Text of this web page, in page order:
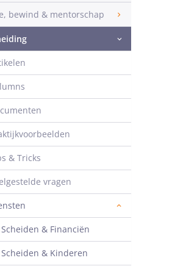
bewind & mentorschap
& Tricks
vragen
Scheiden & Financiën
Scheiden & Kinderen